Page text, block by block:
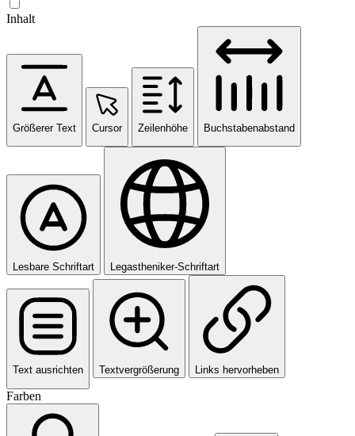
Inhalt
Größerer Text Cursor Zeilenhöhe Buchstabenabstand
Lesbare Schriftart Legastheniker-Schriftart
Text ausrichten Textvergrößerung Links hervorheben
Farben